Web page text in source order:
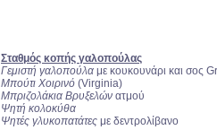
Σταθμός κοπής γαλοπούλας
Γεμιστή γαλοπούλα με κουκουνάρι και σος
Μπούτι Χοιρινό (Virginia)
Μπριζολάκια Βρυξελών ατμού
Ψητή κολοκύθα
Ψητές γλυκοπατάτες με δεντρολίβανο